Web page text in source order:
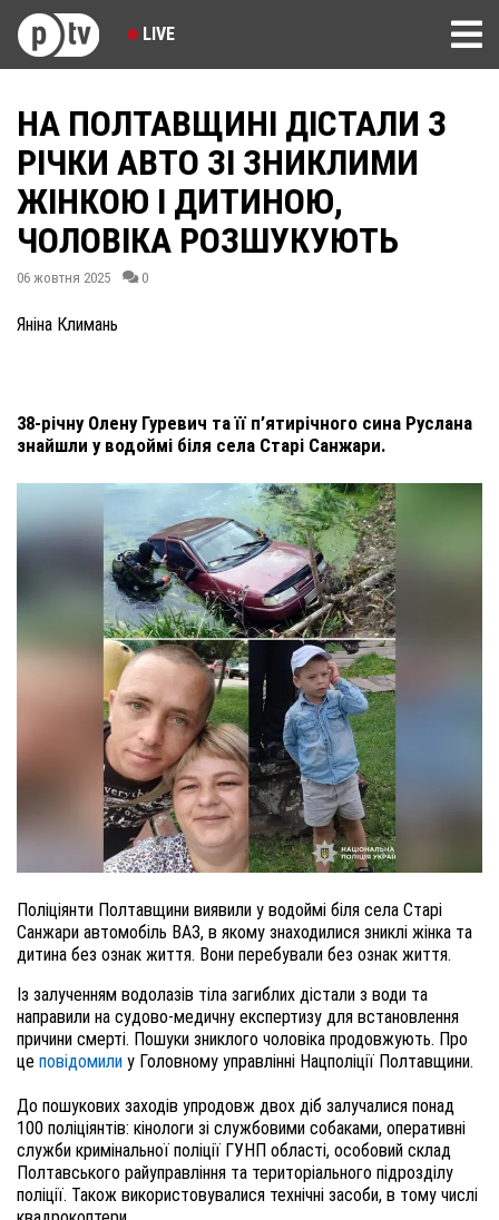
LIVE
НА ПОЛТАВЩИНІ ДІСТАЛИ З
РІЧКИ АВТО ЗІ ЗНИКЛИМИ
ЖІНКОЮ І ДИТИНОЮ,
ЧОЛОВІКА РОЗШУКУЮТЬ
06 жовтня 2025 0
Яніна Климань
38-річну Олену Гуревич та її п’ятирічного сина Руслана
знайшли у водоймі біля села Старі Санжари.
Поліціянти Полтавщини виявили у водоймі біля села Старі
Санжари автомобіль ВАЗ, в якому знаходилися зниклі жінка та
дитина без ознак життя. Вони перебували без ознак життя.
Із залученням водолазів тіла загиблих дістали з води та
направили на судово-медичну експертизу для встановлення
причини смерті. Пошуки зниклого чоловіка продовжують. Про
це повідомили у Головному управлінні Нацполіції Полтавщини.
До пошукових заходів упродовж двох діб залучалися понад
100 поліціянтів: кінологи зі службовими собаками, оперативні
служби кримінальної поліції ГУНП області, особовий склад
Полтавського райуправління та територіального підрозділу
поліції. Також використовувалися технічні засоби, в тому числі